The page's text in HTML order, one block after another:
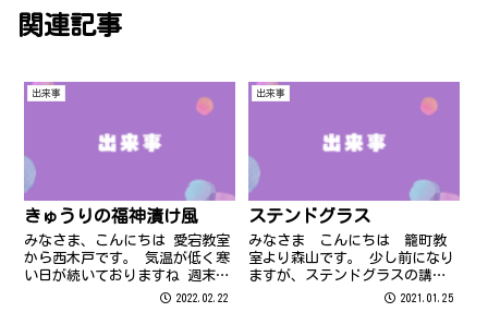
関連記事
出来事
きゅうりの福神漬け風
みなさま、こんにちは 愛宕教室
から西木戸です。 気温が低く寒
い日が続いておりますね 週末か
らは2桁気温に戻るみたいです。
2022.02.22
出来事
ステンドグラス
みなさま こんにちは 籠町教
室より森山です。 少し前になり
ますが、ステンドグラスの講座
に参加してきました。 2021.01.25